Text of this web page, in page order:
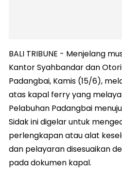
BALI TRIBUNE - Menjelang
Kantor Syahbandar dan
Padangbai, Kamis (15/6),
atas kapal ferry yang
Pelabuhan Padangbai
Sidak ini digelar untuk
perlengkapan atau alat
dan pelayaran disesuaikan
pada dokumen kapal.